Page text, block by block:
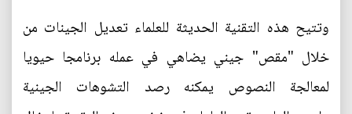
وتتيح هذه التقنية الحديثة للعلماء تعديل الجينات من
خلال "مقص" جيني يضاهي في عمله برنامجا حيويا
لمعالجة النصوص يمكنه رصد التشوهات الجينية